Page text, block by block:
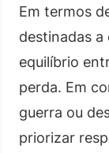
Em termos
destinadas
equilíbrio
perda. Em
guerra ou
priorizar